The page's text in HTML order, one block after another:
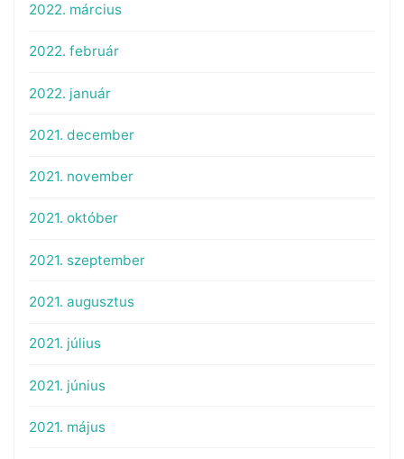
2022. március
2022. február
2022. január
2021. december
2021. november
2021. október
2021. szeptember
2021. augusztus
2021. július
2021. június
2021. május